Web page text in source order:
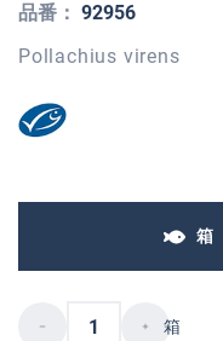
品番： 92956
Pollachius virens
箱
箱